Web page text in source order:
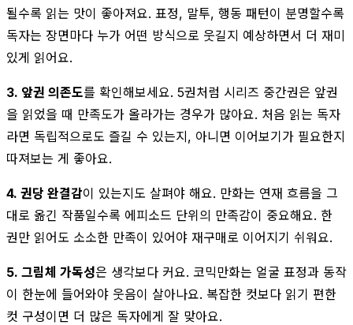
될수록 읽는 맛이 좋아져요. 표정, 말투, 행동 패턴이 분명할수록
독자는 장면마다 누가 어떤 방식으로 웃길지 예상하면서 더 재미
있게 읽어요.
3. 앞권 의존도를 확인해보세요. 5권처럼 시리즈 중간권은 앞권
을 읽었을 때 만족도가 올라가는 경우가 많아요. 처음 읽는 독자
라면 독립적으로도 즐길 수 있는지, 아니면 이어보기가 필요한지
따져보는 게 좋아요.
4. 권당 완결감이 있는지도 살펴야 해요. 만화는 연재 흐름을 그
대로 옮긴 작품일수록 에피소드 단위의 만족감이 중요해요. 한
권만 읽어도 소소한 만족이 있어야 재구매로 이어지기 쉬워요.
5. 그림체 가독성은 생각보다 커요. 코믹만화는 얼굴 표정과 동작
이 한눈에 들어와야 웃음이 살아나요. 복잡한 컷보다 읽기 편한
컷 구성이면 더 많은 독자에게 잘 맞아요.